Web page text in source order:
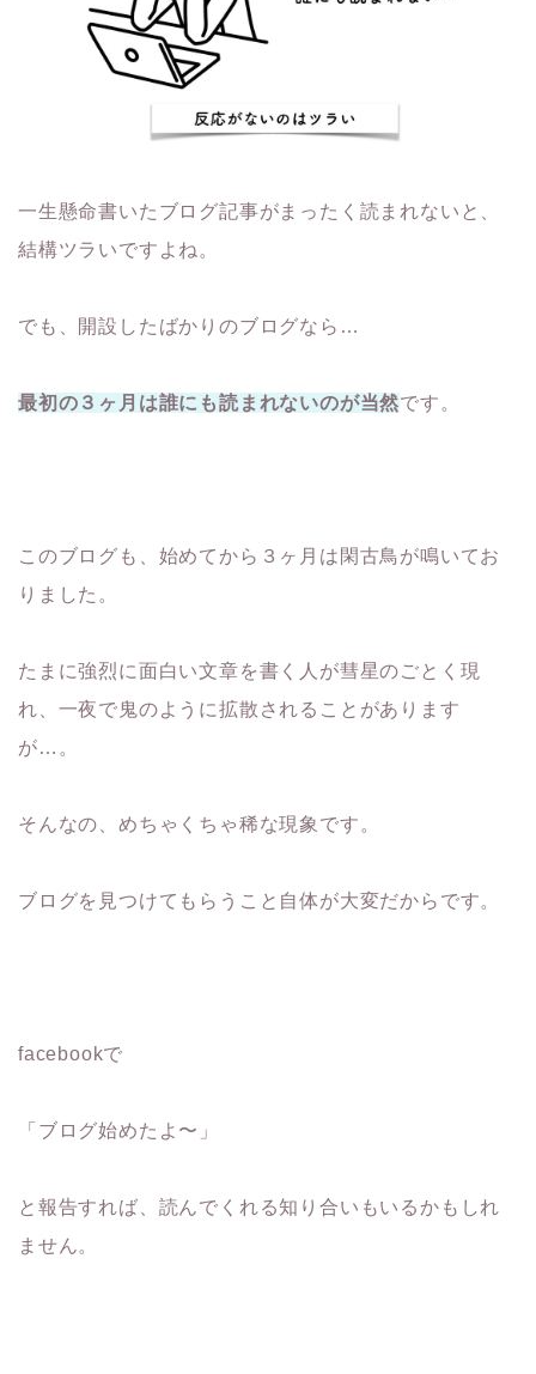
一生懸命書いたブログ記事がまったく読まれないと、
結構ツラいですよね。
でも、開設したばかりのブログなら…
最初の３ヶ月は誰にも読まれないのが当然です。
このブログも、始めてから３ヶ月は閑古鳥が鳴いてお
りました。
たまに強烈に面白い文章を書く人が彗星のごとく現
れ、一夜で鬼のように拡散されることがあります
が…。
そんなの、めちゃくちゃ稀な現象です。
ブログを見つけてもらうこと自体が大変だからです。
facebookで
「ブログ始めたよ〜」
と報告すれば、読んでくれる知り合いもいるかもしれ
ません。